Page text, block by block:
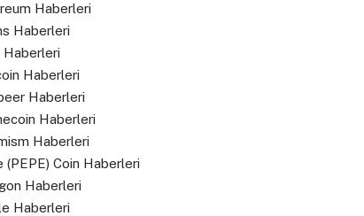
Haberleri
Haberleri
Haberleri
Haberleri
Haberleri
Haberleri
Haberleri
(PEPE) Coin Haberleri
Haberleri
Haberleri